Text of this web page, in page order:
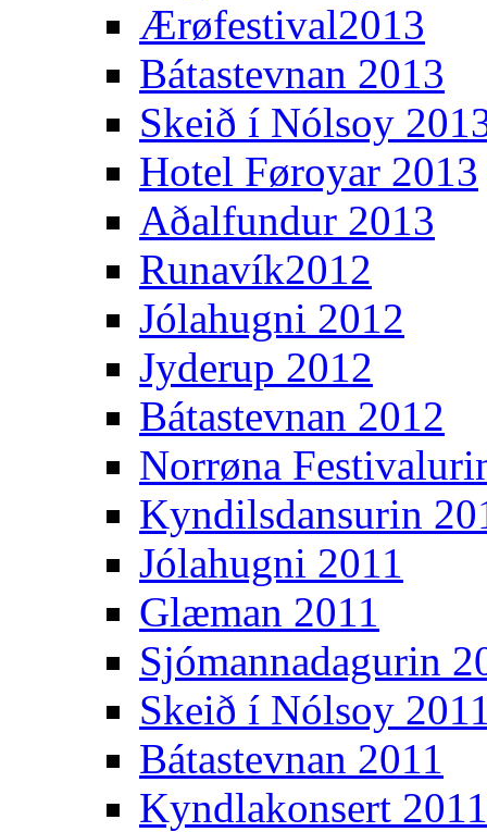
Ærøfestival2013
Bátastevnan 2013
Skeið í Nólsoy
Hotel Føroyar 2013
Aðalfundur 2013
Runavík2012
Jólahugni 2012
Jyderup 2012
Bátastevnan 2012
Norrøna
Kyndilsdansurin
Jólahugni 2011
Glæman 2011
Sjómannadagurin
Skeið í Nólsoy
Bátastevnan 2011
Kyndlakonsert 2011